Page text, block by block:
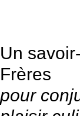
Un
Frères
pour